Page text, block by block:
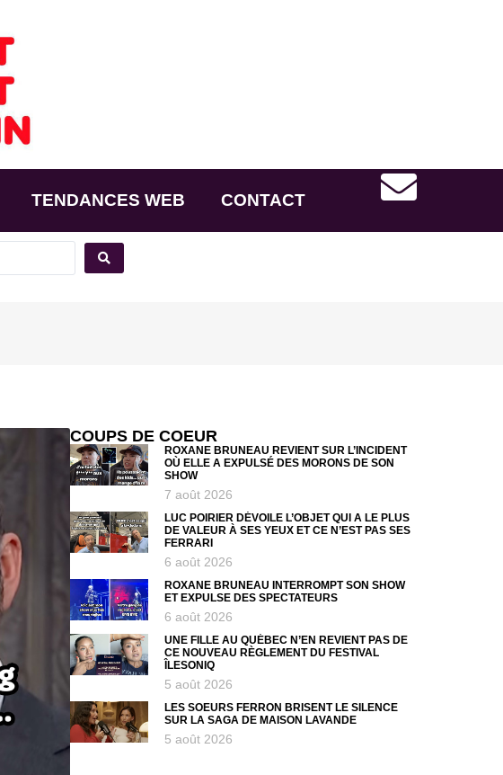
TENDANCES WEB CONTACT
COUPS DE COEUR
ROXANE BRUNEAU REVIENT SUR L’INCIDENT
OÙ ELLE A EXPULSÉ DES MORONS DE SON
SHOW
7 août 2026
LUC POIRIER DÉVOILE L’OBJET QUI A LE PLUS
DE VALEUR À SES YEUX ET CE N’EST PAS SES
FERRARI
6 août 2026
ROXANE BRUNEAU INTERROMPT SON SHOW
ET EXPULSE DES SPECTATEURS
6 août 2026
UNE FILLE AU QUÉBEC N’EN REVIENT PAS DE
CE NOUVEAU RÈGLEMENT DU FESTIVAL
ÎLESONIQ
5 août 2026
LES SOEURS FERRON BRISENT LE SILENCE
SUR LA SAGA DE MAISON LAVANDE
5 août 2026